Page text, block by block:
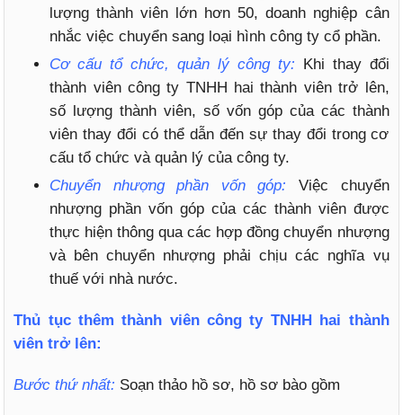
lượng thành viên lớn hơn 50, doanh nghiệp cân
nhắc việc chuyển sang loại hình công ty cổ phần.
Cơ cấu tổ chức, quản lý công ty: Khi thay đổi
thành viên công ty TNHH hai thành viên trở lên,
số lượng thành viên, số vốn góp của các thành
viên thay đổi có thể dẫn đến sự thay đổi trong cơ
cấu tổ chức và quản lý của công ty.
Chuyển nhượng phần vốn góp: Việc chuyển
nhượng phần vốn góp của các thành viên được
thực hiện thông qua các hợp đồng chuyển nhượng
và bên chuyển nhượng phải chịu các nghĩa vụ
thuế với nhà nước.
Thủ tục thêm thành viên công ty TNHH hai thành
viên trở lên:
Bước thứ nhất: Soạn thảo hồ sơ, hồ sơ bào gồm